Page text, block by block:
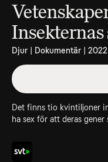
Djur | Dokumentär | 2022
Det finns tio kvintiljoner
ha sex för att deras gener